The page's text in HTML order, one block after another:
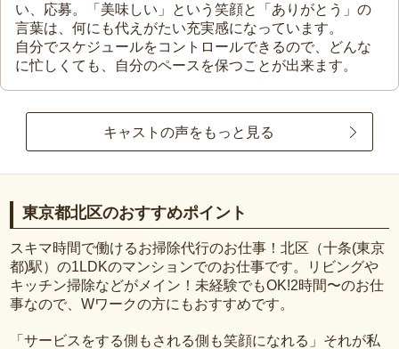
い、応募。「美味しい」という笑顔と「ありがとう」の
言葉は、何にも代えがたい充実感になっています。
自分でスケジュールをコントロールできるので、どんな
に忙しくても、自分のペースを保つことが出来ます。
キャストの声をもっと見る
東京都北区のおすすめポイント
スキマ時間で働けるお掃除代行のお仕事！北区（十条(東京
都)駅）の1LDKのマンションでのお仕事です。リビングや
キッチン掃除などがメイン！未経験でもOK!2時間〜のお仕
事なので、Wワークの方にもおすすめです。
「サービスをする側もされる側も笑顔になれる」それが私